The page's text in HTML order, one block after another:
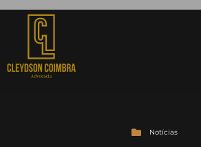
Notícias